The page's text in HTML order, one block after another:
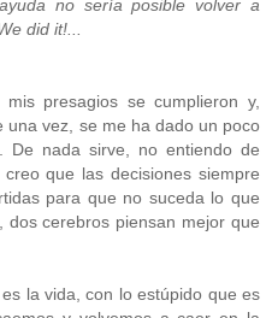
no sería posible volver a
did it!...
presagios se cumplieron y,
una vez, se me ha dado un poco
De nada sirve, no entiendo de
que las decisiones siempre
para que no suceda lo que
dos cerebros piensan mejor que
la vida, con lo estúpido que es